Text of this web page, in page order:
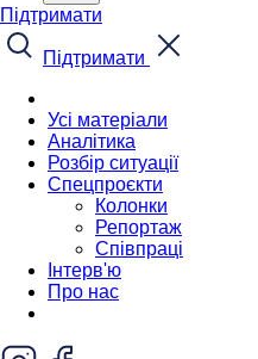
Підтримати
Підтримати
Усі матеріали
Аналітика
Розбір ситуації
Спецпроєкти
Колонки
Репортаж
Співпраці
Інтерв'ю
Про нас